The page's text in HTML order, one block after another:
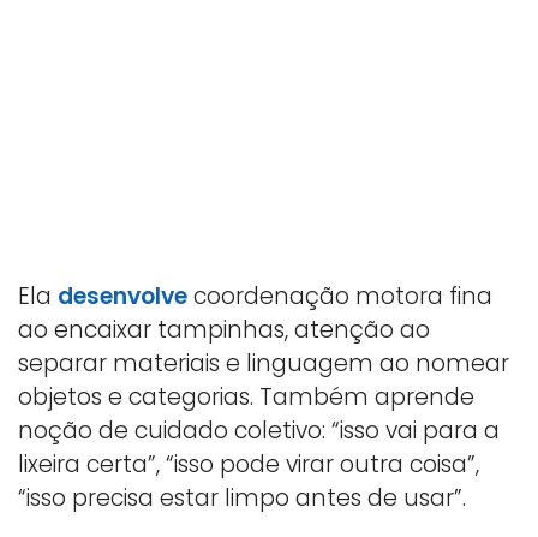
Ela desenvolvecoordenação motora fina
ao encaixar tampinhas, atenção ao
separar materiais e linguagem ao nomear
objetos e categorias. Também aprende
noção de cuidado coletivo: “isso vai para a
lixeira certa”, “isso pode virar outra coisa”,
“isso precisa estar limpo antes de usar”.